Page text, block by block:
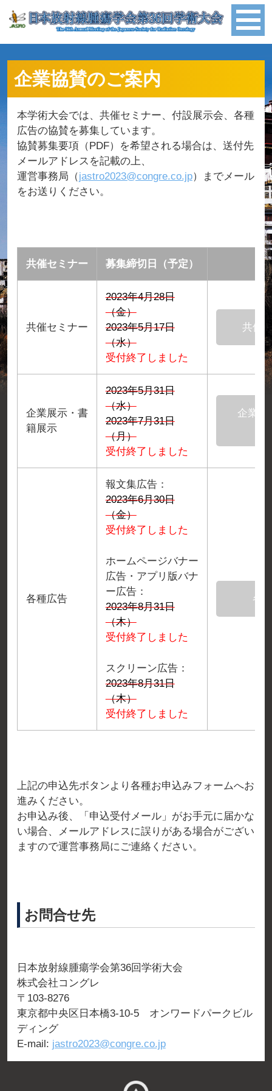
企業協賛のご案内
本学術大会では、共催セミナー、付設展示会、各種
広告の協賛を募集しています。
協賛募集要項（PDF）を希望される場合は、送付先
メールアドレスを記載の上、
運営事務局（jastro2023@congre.co.jp）までメール
をお送りください。
共催セミナー 募集締切日（予定）
共催セミナー
2023年4月28日
（金）
2023年5月17日
（水）
受付終了しました
共催
企業展示・書
籍展示
2023年5月31日
（水）
2023年7月31日
（月）
受付終了しました
企業
各種広告
報文集広告：
2023年6月30日
（金）
受付終了しました
ホームページバナー
広告・アプリ版バナ
ー広告：
2023年8月31日
（木）
受付終了しました
スクリーン広告：
2023年8月31日
（木）
受付終了しました
各
上記の申込先ボタンより各種お申込みフォームへお
進みください。
お申込み後、「申込受付メール」がお手元に届かな
い場合、メールアドレスに誤りがある場合がござい
ますので運営事務局にご連絡ください。
お問合せ先
日本放射線腫瘍学会第36回学術大会
株式会社コングレ
〒103-8276
東京都中央区日本橋3-10-5 オンワードパークビル
ディング
E-mail: jastro2023@congre.co.jp